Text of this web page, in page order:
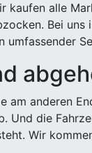
kaufen alle
Bei
umfassender
am anderen
Und die
Wir